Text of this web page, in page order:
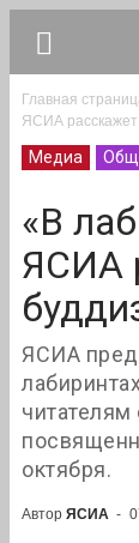
Главная
ЯСИА
Медиа
«В
ЯСИА
ЯСИА
октября.
Автор ЯСИА -